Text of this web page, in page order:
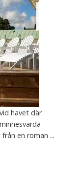
havet där
en roman ...